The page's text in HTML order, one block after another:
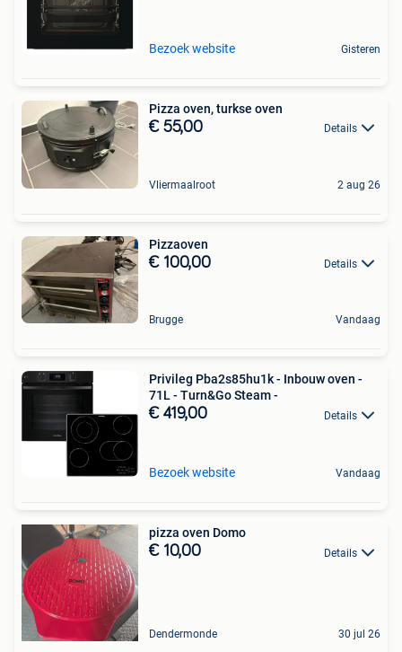
Bezoek website Gisteren
Pizza oven, turkse oven
€ 55,00 Details
Vliermaalroot 2 aug 26
Pizzaoven
€ 100,00 Details
Brugge Vandaag
Privileg Pba2s85hu1k - Inbouw oven -
71L - Turn&Go Steam -
€ 419,00 Details
Bezoek website Vandaag
pizza oven Domo
€ 10,00 Details
Dendermonde 30 jul 26